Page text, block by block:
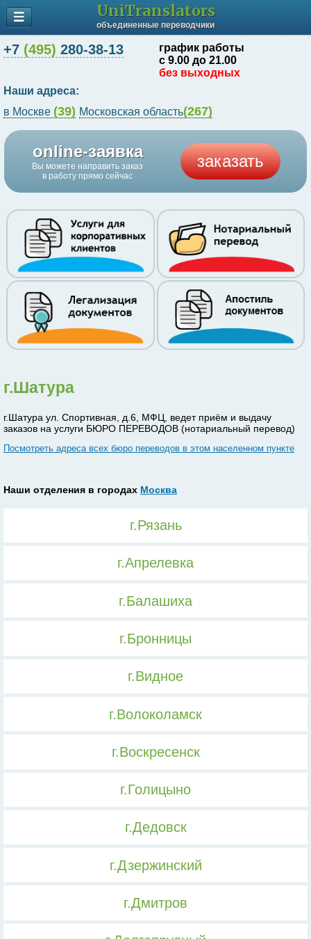
+7 (495) 280-38-13
график работы
с 9.00 до 21.00
без выходных
Наши адреса:
в Москве (39) Московская область(267)
online-заявка
Вы можете направить заказ
в работу прямо сейчас
заказать
г.Шатура
г.Шатура ул. Спортивная, д.6, МФЦ, ведет приём и выдачу
заказов на услуги БЮРО ПЕРЕВОДОВ (нотариальный перевод)
Посмотреть адреса всех бюро переводов в этом населенном пункте
Наши отделения в городах Москва
г.Рязань
г.Апрелевка
г.Балашиха
г.Бронницы
г.Видное
г.Волоколамск
г.Воскресенск
г.Голицыно
г.Дедовск
г.Дзержинский
г.Дмитров
UniTranslators
объединенные переводчики